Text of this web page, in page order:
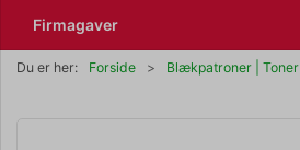
Firmagaver
Du er her: Forside Blækpatroner | Toner